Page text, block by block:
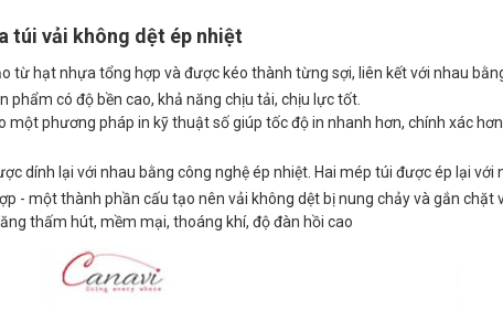
túi vải không dệt ép nhiệt
từ hạt nhựa tổng hợp và được kéo thành từng sợi, liên kết với nhau
phẩm có độ bền cao, khả năng chịu tải, chịu lực tốt.
một phương pháp in kỹ thuật số giúp tốc độ in nhanh hơn, chính xác
dính lại với nhau bằng công nghệ ép nhiệt. Hai mép túi được ép lại với
- một thành phần cấu tạo nên vải không dệt bị nung chảy và gắn chặt
thấm hút, mềm mại, thoáng khí, độ đàn hồi cao